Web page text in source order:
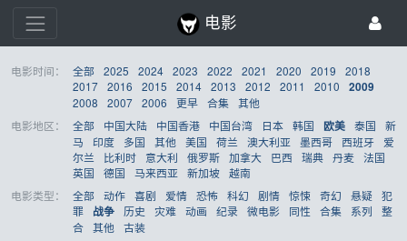
电影
电影时间： 全部 2025 2024 2023 2022 2021 2020 2019
2018
2017 2016 2015 2014 2013 2012 2011 2010
2009
2008
2007 2006 更早 合集 其他
电影地区：
全部 中国大陆 中国香港 中国台湾 日本 韩国 欧美 泰国
新
马
印度 多国 其他 美国 荷兰 澳大利亚 墨西哥 西班牙
爱
尔兰
比利时 意大利 俄罗斯 加拿大 巴西 瑞典 丹麦 法国
英国
德国 马来西亚 新加坡 越南
电影类型：
全部 动作 喜剧 爱情 恐怖 科幻 剧情 惊悚 奇幻 悬疑 犯
罪
战争 历史 灾难 动画 纪录 微电影 同性 合集 系列
整
合 其他 古装